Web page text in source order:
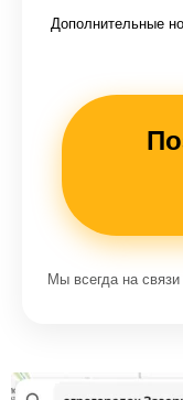
Дополнительные
Мы всегда на